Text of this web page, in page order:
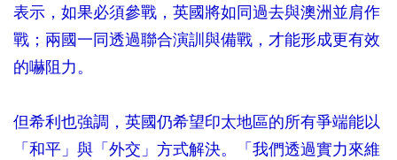
表示，如果必須參戰，英國將如同過去與澳洲並肩作
戰；兩國一同透過聯合演訓與備戰，才能形成更有效
的嚇阻力。
但希利也強調，英國仍希望印太地區的所有爭端能以
「和平」與「外交」方式解決。「我們透過實力來維